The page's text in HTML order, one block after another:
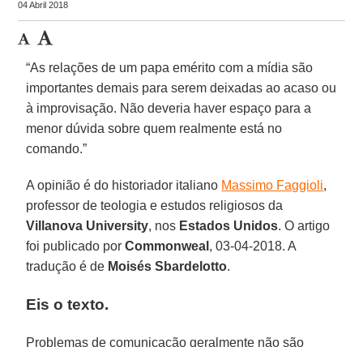
04 Abril 2018
“As relações de um papa emérito com a mídia são
importantes demais para serem deixadas ao acaso ou
à improvisação. Não deveria haver espaço para a
menor dúvida sobre quem realmente está no
comando.”
A opinião é do historiador italiano Massimo Faggioli,
professor de teologia e estudos religiosos da
Villanova University, nos Estados Unidos. O artigo
foi publicado porCommonweal , 03-04-2018. A
tradução é de Moisés Sbardelotto.
Eis o texto.
Problemas de comunicação geralmente não são